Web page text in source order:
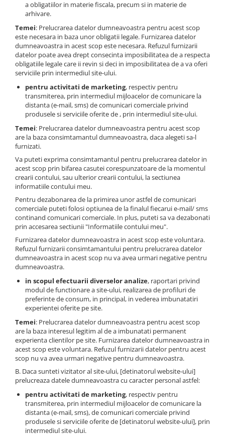
a obligatiilor in materie fiscala, precum si in materie de
arhivare.
Temei: Prelucrarea datelor dumneavoastra pentru acest scop
este necesara in baza unor obligatii legale. Furnizarea datelor
dumneavoastra in acest scop este necesara. Refuzul furnizarii
datelor poate avea drept consecinta imposibilitatea de a respecta
obligatiile legale care ii revin si deci in imposibilitatea de a va oferi
serviciile prin intermediul site-ului.
pentru activitati de marketing, respectiv pentru
transmiterea, prin intermediul mijloacelor de comunicare la
distanta (e-mail, sms) de comunicari comerciale privind
produsele si serviciile oferite de , prin intermediul site-ului.
Temei: Prelucrarea datelor dumneavoastra pentru acest scop
are la baza consimtamantul dumneavoastra, daca alegeti sa-l
furnizati.
Va puteti exprima consimtamantul pentru prelucrarea datelor in
acest scop prin bifarea casutei corespunzatoare de la momentul
crearii contului, sau ulterior crearii contului, la sectiunea
informatiile contului meu.
Pentru dezabonarea de la primirea unor astfel de comunicari
comerciale puteti folosi optiunea de la finalul fiecarui e-mail/ sms
continand comunicari comerciale. In plus, puteti sa va dezabonati
prin accesarea sectiunii "Informatiile contului meu".
Furnizarea datelor dumneavoastra in acest scop este voluntara.
Refuzul furnizarii consimtamantului pentru prelucrarea datelor
dumneavoastra in acest scop nu va avea urmari negative pentru
dumneavoastra.
in scopul efectuarii diverselor analize, raportari privind
modul de functionare a site-ului, realizarea de profiluri de
preferinte de consum, in principal, in vederea imbunatatiri
experientei oferite pe site.
Temei: Prelucrarea datelor dumneavoastra pentru acest scop
are la baza interesul legitim al de a imbunatati permanent
experienta clientilor pe site. Furnizarea datelor dumneavoastra in
acest scop este voluntara. Refuzul furnizarii datelor pentru acest
scop nu va avea urmari negative pentru dumneavoastra.
B. Daca sunteti vizitator al site-ului, [detinatorul website-ului]
prelucreaza datele dumneavoastra cu caracter personal astfel:
pentru activitati de marketing, respectiv pentru
transmiterea, prin intermediul mijloacelor de comunicare la
distanta (e-mail, sms), de comunicari comerciale privind
produsele si serviciile oferite de [detinatorul website-ului], prin
intermediul site-ului.